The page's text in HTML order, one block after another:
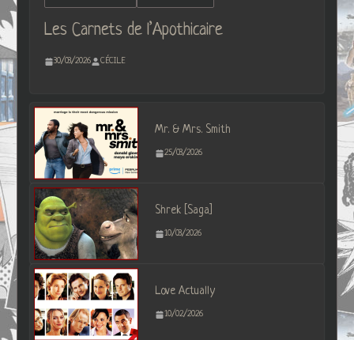
Les Carnets de l’Apothicaire
30/03/2026 CÉCILE
Mr. & Mrs. Smith
25/03/2026
Shrek [Saga]
10/03/2026
Love Actually
10/02/2026